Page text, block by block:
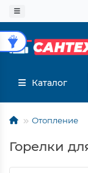
Каталог
Отопление
Горелки